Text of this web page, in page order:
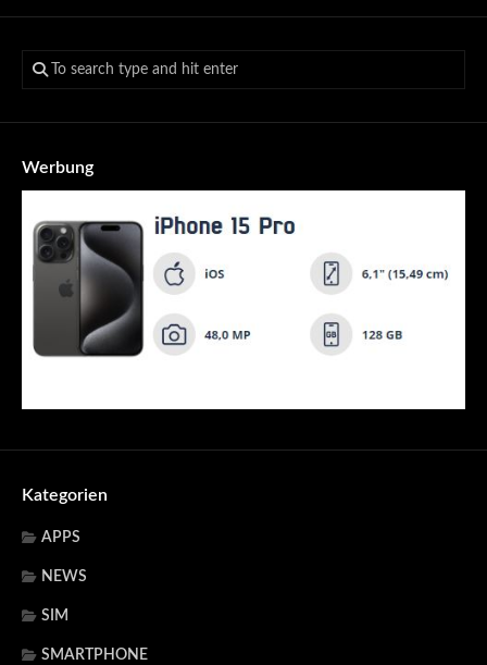
Werbung
Kategorien
APPS
NEWS
SIM
SMARTPHONE